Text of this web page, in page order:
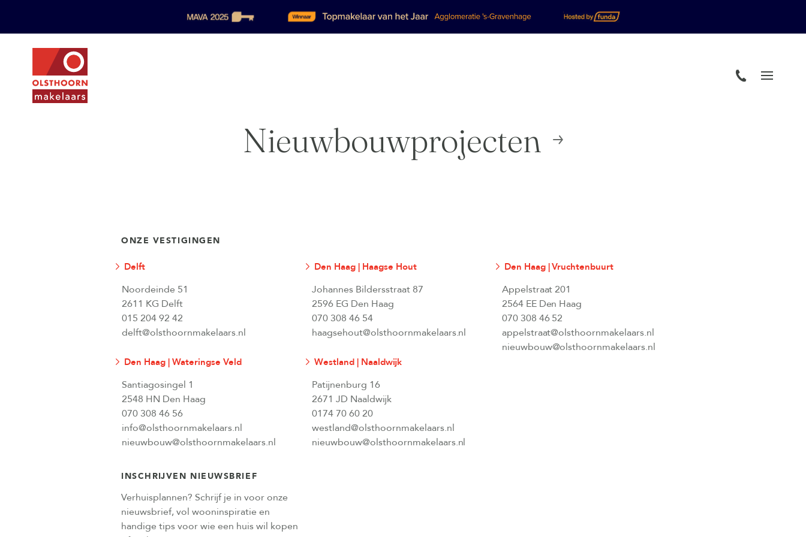
Nieuwbouwprojecten
ONZE VESTIGINGEN
Delft
Noordeinde 51
2611 KG Delft
015 204 92 42
delft@olsthoornmakelaars.nl
Den Haag | Haagse Hout
Johannes Bildersstraat 87
2596 EG Den Haag
070 308 46 54
haagsehout@olsthoornmakelaars.nl
Den Haag | Vruchtenbuurt
Appelstraat 201
2564 EE Den Haag
070 308 46 52
appelstraat@olsthoornmakelaars.nl
nieuwbouw@olsthoornmakelaars.nl
Den Haag | Wateringse Veld
Santiagosingel 1
2548 HN Den Haag
070 308 46 56
info@olsthoornmakelaars.nl
nieuwbouw@olsthoornmakelaars.nl
Westland | Naaldwijk
Patijnenburg 16
2671 JD Naaldwijk
0174 70 60 20
westland@olsthoornmakelaars.nl
nieuwbouw@olsthoornmakelaars.nl
INSCHRIJVEN NIEUWSBRIEF
Verhuisplannen? Schrijf je in voor onze
nieuwsbrief, vol wooninspiratie en
handige tips voor wie een huis wil kopen